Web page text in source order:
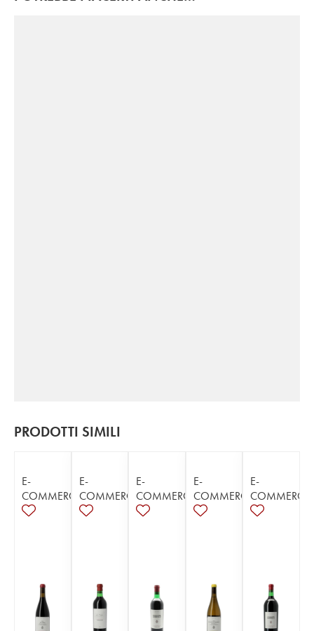
PRODOTTI SIMILI
E-
COMMERCE
E-
COMMERCE
E-
COMMERCE
E-
COMMERCE
E-
COMMERCE